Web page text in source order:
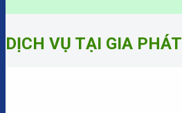
DỊCH VỤ TẠI GIA PHÁT